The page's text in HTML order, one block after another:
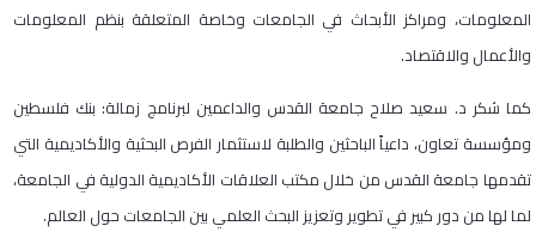
المعلومات، ومراكز الأبحاث في الجامعات وخاصة المتعلقة بنظم المعلومات
والأعمال والاقتصاد.
كما شكر د. سعيد صلاح جامعة القدس والداعمين لبرنامج زمالة: بنك فلسطين
ومؤسسة تعاون، داعياً الباحثين والطلبة لاستثمار الفرص البحثية والأكاديمية التي
تقدمها جامعة القدس من خلال مكتب العلاقات الأكاديمية الدولية في الجامعة،
لما لها من دور كبير في تطوير وتعزيز البحث العلمي بين الجامعات حول العالم.